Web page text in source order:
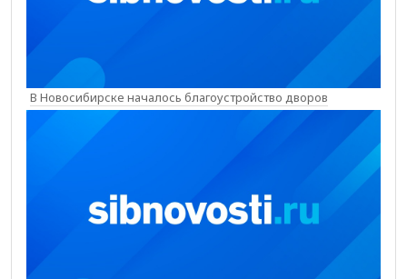
В Новосибирске началось благоустройство дворов